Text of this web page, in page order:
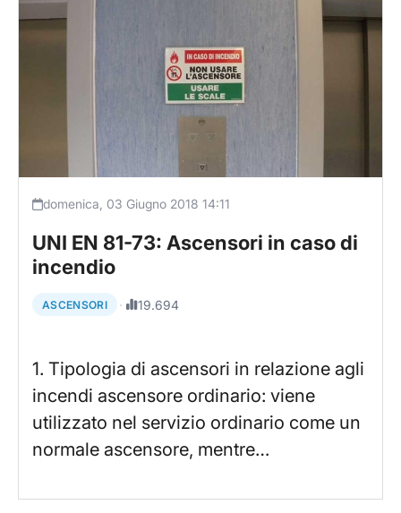
domenica, 03 Giugno 2018 14:11
UNI EN 81-73: Ascensori in caso di
incendio
ASCENSORI · 19.694
1. Tipologia di ascensori in relazione agli
incendi ascensore ordinario: viene
utilizzato nel servizio ordinario come un
normale ascensore, mentre…